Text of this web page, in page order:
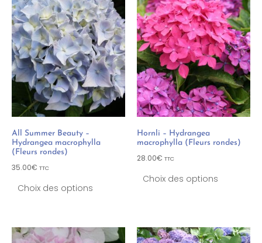
All Summer Beauty –
Hydrangea macrophylla
(Fleurs rondes)
35.00€ TTC
Choix des options
Hornli – Hydrangea
macrophylla (Fleurs rondes)
28.00€ TTC
Choix des options